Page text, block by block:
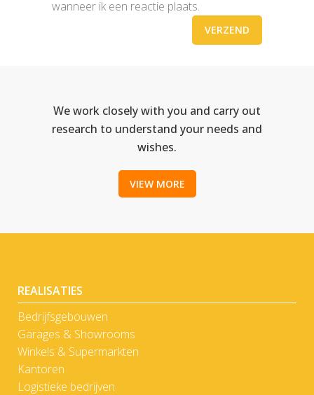
wanneer ik een reactie plaats.
We work closely with you and carry out
research to understand your needs and
wishes.
VIEW MORE
REALISATIES
Bedrijfsgebouwen
Garages & Showrooms
Winkels & Supermarkten
Kantoren
Logistieke bedrijven